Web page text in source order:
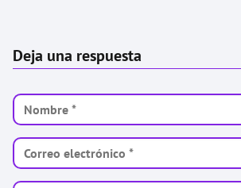
Deja una respuesta